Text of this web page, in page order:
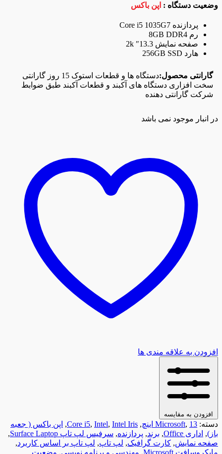
وضعیت دستگاه : اپن باکس
پردازنده Core i5 1035G7
رم 8GB DDR4
صفحه نمایش 13.3″ 2k
هارد 256GB SSD
گارانتی محصول:
دستگاه ها و قطعات استوک 15 روز گارانتی
سخت افزاری دستگاه های آکبند و قطعات آکبند طبق ضوابط
شرکت گارانتی دهنده
در انبار موجود نمی باشد
افزودن به علاقه مندی ها
افزودن به مقایسه
دسته: Microsoft, 13 اینچ ,
Core i5, Intel, Intel Iris
, اپن باکس ( جعبه
باز), اداری Office , برند, پردازنده, سرفیس لپ تاپ Surface Laptop
,
صفحه نمایش, کارت گرافیک, لپ تاپ, لپ تاپ بر اساس کاربرد,